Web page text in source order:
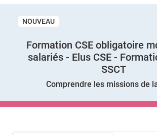
NOUVEAU
Formation CSE obligatoire
salariés - Elus CSE -
SSCT
Comprendre les missions de